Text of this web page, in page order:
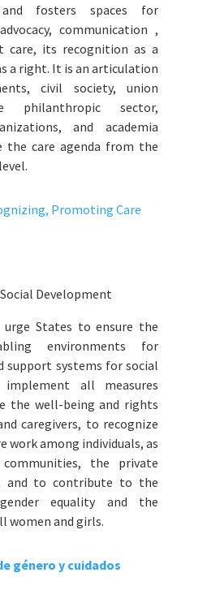
fosters spaces for
communication ,
care, its recognition as a
a right. It is an articulation
civil society, union
philanthropic sector,
and academia
the care agenda from the
Promoting Care
Development
urge States to ensure the
environments for
support systems for social
implement all measures
the well-being and rights
caregivers, to recognize
work among individuals, as
the private
and to contribute to the
equality and the
women and girls.
género y cuidados